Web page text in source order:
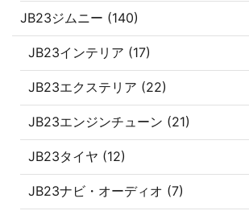
JB23ジムニー (140)
JB23インテリア (17)
JB23エクステリア (22)
JB23エンジンチューン (21)
JB23タイヤ (12)
JB23ナビ・オーディオ (7)